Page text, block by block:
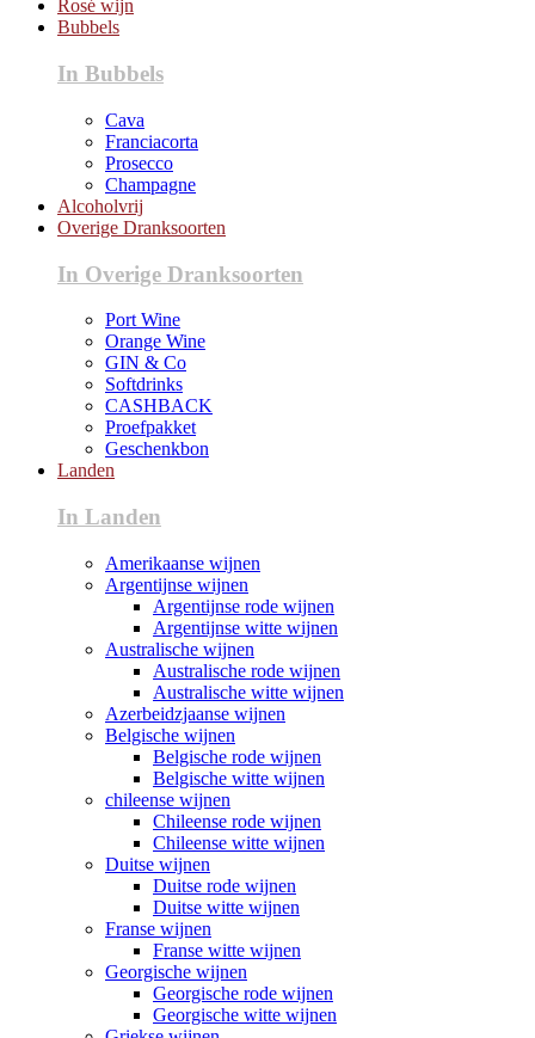
Rosé wijn
Bubbels
In Bubbels
Cava
Franciacorta
Prosecco
Champagne
Alcoholvrij
Overige Dranksoorten
In Overige Dranksoorten
Port Wine
Orange Wine
GIN & Co
Softdrinks
CASHBACK
Proefpakket
Geschenkbon
Landen
In Landen
Amerikaanse wijnen
Argentijnse wijnen
Argentijnse rode wijnen
Argentijnse witte wijnen
Australische wijnen
Australische rode wijnen
Australische witte wijnen
Azerbeidzjaanse wijnen
Belgische wijnen
Belgische rode wijnen
Belgische witte wijnen
chileense wijnen
Chileense rode wijnen
Chileense witte wijnen
Duitse wijnen
Duitse rode wijnen
Duitse witte wijnen
Franse wijnen
Franse witte wijnen
Georgische wijnen
Georgische rode wijnen
Georgische witte wijnen